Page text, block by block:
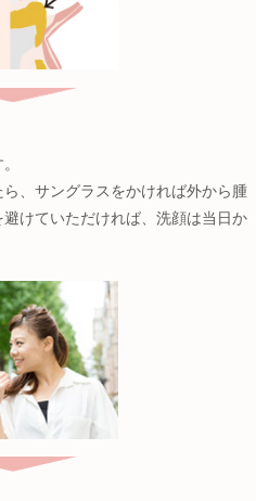
、サングラスをかければ外から腫
けていただければ、洗顔は当日か